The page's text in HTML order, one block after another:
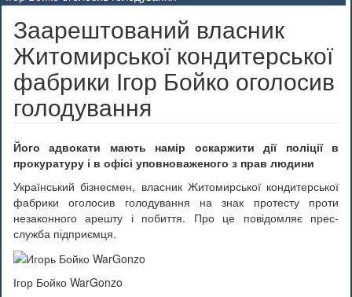
Заарештований власник
Житомирської кондитерської
фабрики Ігор Бойко оголосив
голодування
Його адвокати мають намір оскаржити дії поліції в
прокуратуру і в офісі уповноваженого з прав людини
Український бізнесмен, власник Житомирської кондитерської
фабрики оголосив голодування на знак протесту проти
незаконного арешту і побиття. Про це повідомляє прес-
служба підприємця.
Ігор Бойко WarGonzo